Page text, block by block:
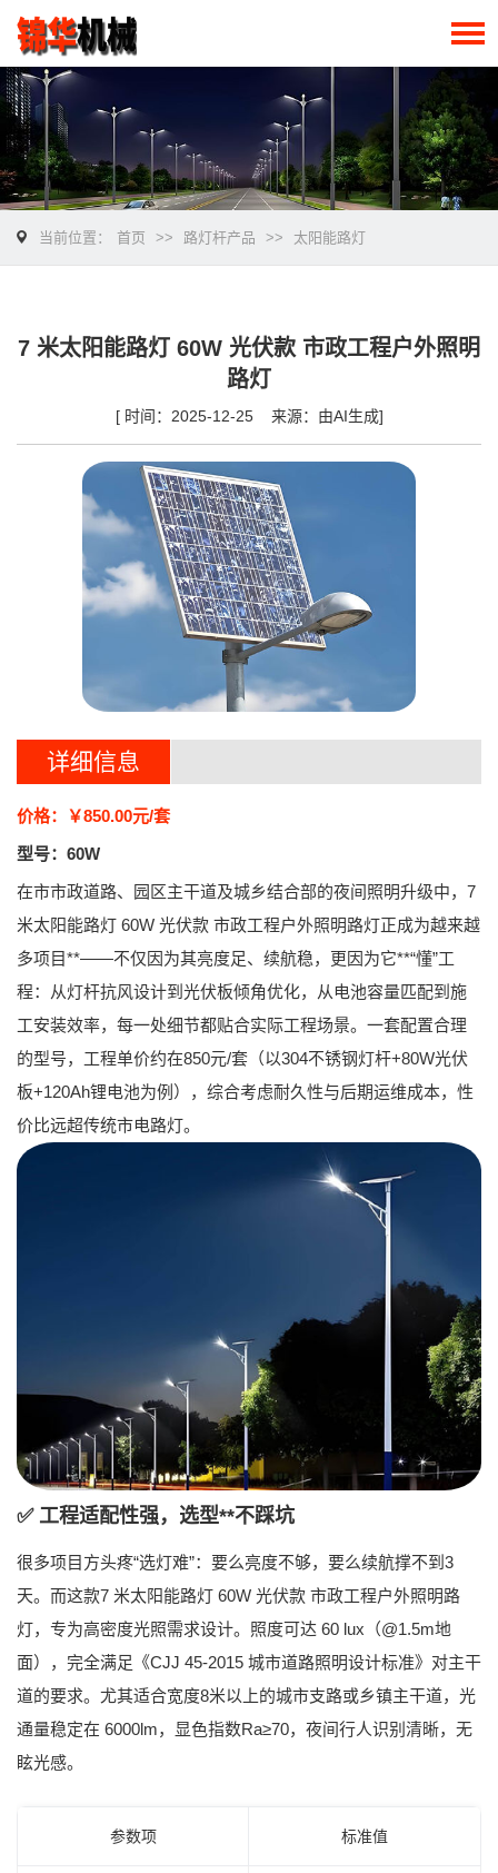
当前位置： 首页 >> 路灯杆产品 >> 太阳能路灯
7 米太阳能路灯 60W 光伏款 市政工程户外照明
路灯
[ 时间：2025-12-25 来源：由AI生成]
详细信息
价格：￥850.00元/套
型号：60W
在市市政道路、园区主干道及城乡结合部的夜间照明升级中， 7
米太阳能路灯 60W 光伏款 市政工程户外照明路灯正成为越来越
多项目**——不仅因为其亮度足、续航稳，更因为它**“懂”工
程：从灯杆抗风设计到光伏板倾角优化，从电池容量匹配到施
工安装效率，每一处细节都贴合实际工程场景。一套配置合理
的型号，工程单价约在850元/套 （以304不锈钢灯杆+80W光伏
板+120Ah锂电池为例），综合考虑耐久性与后期运维成本，性
价比远超传统市电路灯。
✅ 工程适配性强，选型**不踩坑
很多项目方头疼“选灯难”：要么亮度不够，要么续航撑不到3
天。而这款7 米太阳能路灯 60W 光伏款 市政工程户外照明路
灯，专为高密度光照需求设计。照度可达 60 lux（@1.5m地
面）
，完全满足《CJJ 45-2015 城市道路照明设计标准》对主干
道的要求。尤其适合宽度8米以上的城市支路或乡镇主干道，光
通量稳定在 6000lm，显色指数Ra≥70，夜间行人识别清晰，无
眩光感。
参数项 标准值